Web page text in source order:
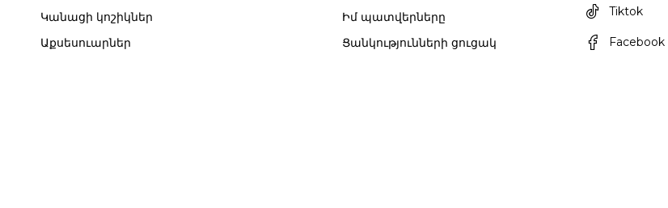
Կանացի կոշիկներ
Աքսեսուարներ
Իմ պատվերները
Ցանկությունների ցուցակ
Tiktok
Facebook